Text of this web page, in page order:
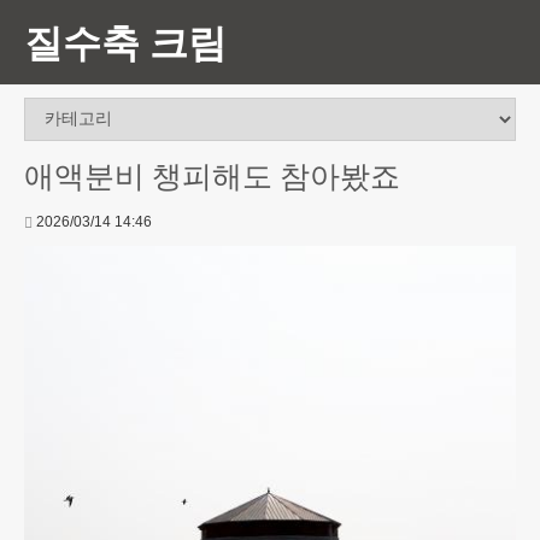
질수축 크림
애액분비 챙피해도 참아봤죠
2026/03/14 14:46